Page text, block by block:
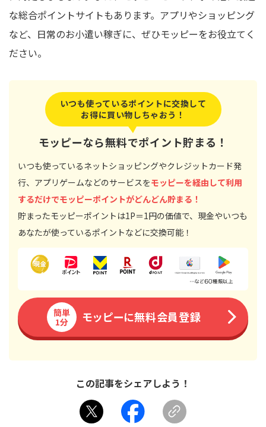
な総合ポイントサイトもあります。アプリやショッピング
など、日常のお小遣い稼ぎに、ぜひモッピーをお役立てく
ださい。
いつも使っているポイントに交換して
お得に買い物しちゃおう！
モッピーなら無料でポイント貯まる！
いつも使っているネットショッピングやクレジットカード発
行、アプリゲームなどのサービスをモッピーを経由して利用
するだけでモッピーポイントがどんどん貯まる！
貯まったモッピーポイントは1P＝1円の価値で、現金やいつも
あなたが使っているポイントなどに交換可能！
簡単
1分
モッピーに無料会員登録
この記事をシェアしよう！